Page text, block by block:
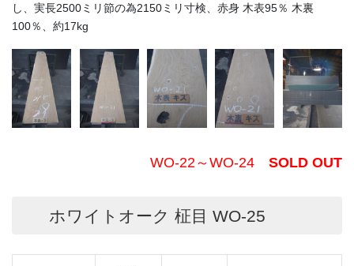
し、実長2500ミリ節の為2150ミリ寸検、赤身 木表95％ 木裏
100％、約17kg
WO-22～WO-24 SOLD OUT
ホワイトオーク 柾目 WO-25